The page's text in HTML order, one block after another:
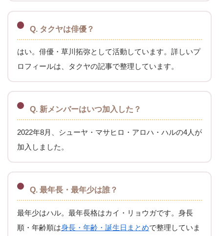
Q. タクヤは俳優？
はい。俳優・草川拓弥として活動しています。詳しいプ
ロフィールは、タクヤの記事で整理しています。
Q. 新メンバーはいつ加入した？
2022年8月、シューヤ・マサヒロ・アロハ・ハルの4人が
加入しました。
Q. 最年長・最年少は誰？
最年少はハル。最年長格はカイ・リョウガです。身長
順・年齢順は身長・年齢・誕生日まとめで整理していま